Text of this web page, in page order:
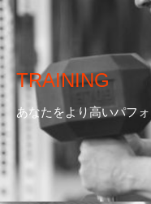
TRAINING
あなたをより高いパフ